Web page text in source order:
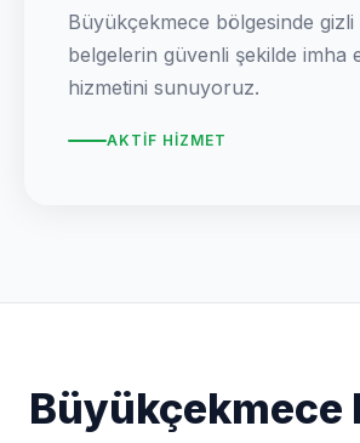
Büyükçekmece bölgesinde
belgelerin güvenli şekilde imha
hizmetini sunuyoruz.
AKTIF HIZMET
Büyükçekmece